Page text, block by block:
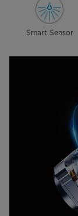
Smart Sensor